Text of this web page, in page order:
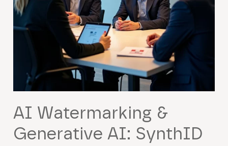
AI Watermarking &
Generative AI: SynthID